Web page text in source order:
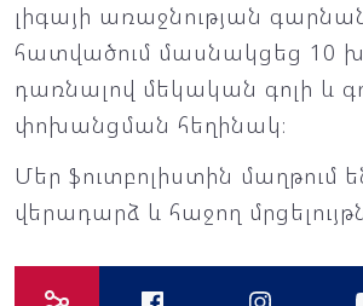
լիգայի առաջնության
հատվածում մասնակցեց 10
դառնալով մեկական գոլի և
փոխանցման հեղինակ։
Մեր ֆուտբոլիստին մաղթում
վերադարձ և հաջող